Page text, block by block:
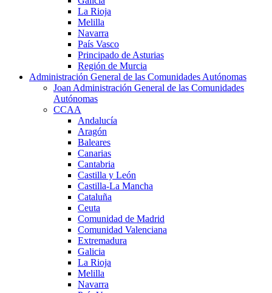
La Rioja
Melilla
Navarra
País Vasco
Principado de Asturias
Región de Murcia
Administración General de las Comunidades Autónomas
Joan Administración General de las Comunidades
Autónomas
CCAA
Andalucía
Aragón
Baleares
Canarias
Cantabria
Castilla y León
Castilla-La Mancha
Cataluña
Ceuta
Comunidad de Madrid
Comunidad Valenciana
Extremadura
Galicia
La Rioja
Melilla
Navarra